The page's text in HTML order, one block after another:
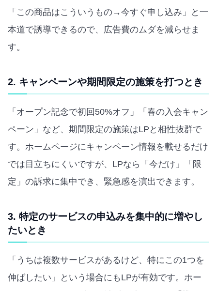
「この商品はこういうもの→今すぐ申し込み」と一
本道で誘導できるので、広告費のムダを減らせま
す。
2. キャンペーンや期間限定の施策を打つとき
「オープン記念で初回50%オフ」「春の入会キャン
ペーン」など、期間限定の施策はLPと相性抜群で
す。ホームページにキャンペーン情報を載せるだけ
では目立ちにくいですが、LPなら「今だけ」「限
定」の訴求に集中でき、緊急感を演出できます。
3. 特定のサービスの申込みを集中的に増やし
たいとき
「うちは複数サービスがあるけど、特にこの1つを
伸ばしたい」という場合にもLPが有効です。ホー